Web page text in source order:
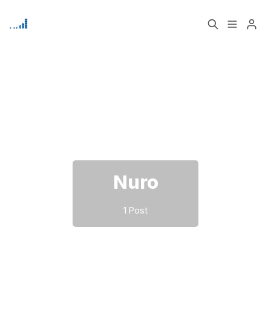
Nuro
1 Post